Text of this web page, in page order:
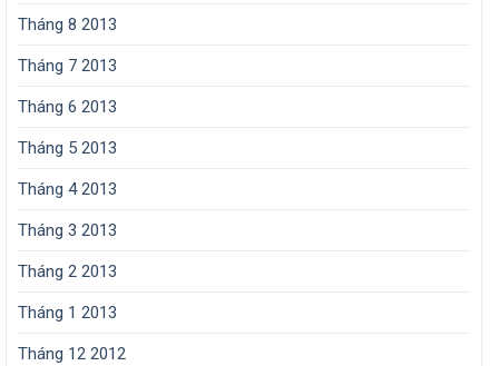
Tháng 8 2013
Tháng 7 2013
Tháng 6 2013
Tháng 5 2013
Tháng 4 2013
Tháng 3 2013
Tháng 2 2013
Tháng 1 2013
Tháng 12 2012